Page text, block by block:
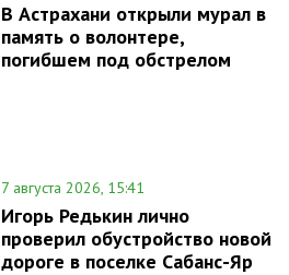
В Астрахани открыли мурал в
память о волонтере,
погибшем под обстрелом
7 августа 2026, 15:41
Игорь Редькин лично
проверил обустройство новой
дороге в поселке Сабанс-Яр